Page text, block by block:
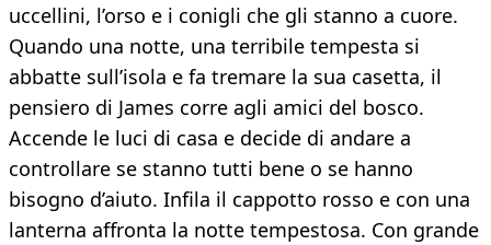
uccellini, l’orso e i conigli che gli stanno a cuore.
Quando una notte, una terribile tempesta si
abbatte sull’isola e fa tremare la sua casetta, il
pensiero di James corre agli amici del bosco.
Accende le luci di casa e decide di andare a
controllare se stanno tutti bene o se hanno
bisogno d’aiuto. Infila il cappotto rosso e con una
lanterna affronta la notte tempestosa. Con grande